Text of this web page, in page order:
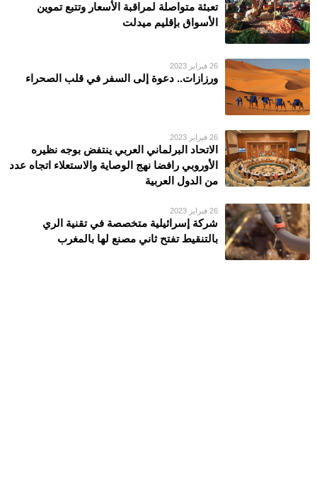
تعبئة متواصلة لمراقبة الأسعار وتتبع تموين
الأسواق بإقليم ميدلت
26 فبراير 2023
ورزازات.. دعوة إلى السفر في قلب الصحراء
26 فبراير 2023
الاتحاد البرلماني العربي ينتفض بوجه نظيره
الأوروبي رافضا نهج الوصاية والاستعلاء اتجاه عدد
من الدول العربية
26 فبراير 2023
شركة إسرائيلية متخصصة في تقنية الري
بالتنقيط تفتح ثاني مصنع لها بالمغرب